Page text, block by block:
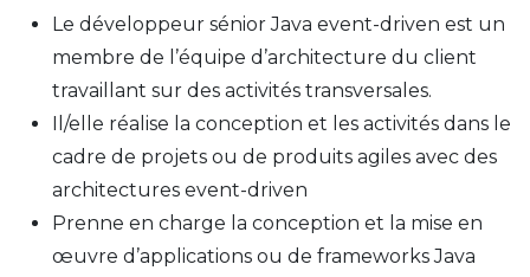
Le développeur sénior Java event-driven est un
membre de l’équipe d’architecture du client
travaillant sur des activités transversales.
Il/elle réalise la conception et les activités dans le
cadre de projets ou de produits agiles avec des
architectures event-driven
Prenne en charge la conception et la mise en
œuvre d’applications ou de frameworks Java